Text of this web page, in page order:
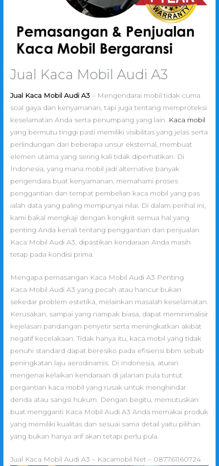
Jual Kaca Mobil Audi A3
Jual Kaca Mobil Audi A3 – Mengendarai mobil tidak cuma
soal gaya dan kenyamanan, tapi juga tentang memproteksi
keselamatan Anda serta penumpang yang lain.
Kaca mobil
yang bermutu tinggi pasti memiliki visibilitas yang jelas serta
perlindungan dari beberapa unsur eksternal, membuat
elemen utama yang sering kali tidak diperhatikan. Di
Indonesia, yang mana mobil jadi alternative banyak
pengendara buat kenyamanan, memahami proses
penggantian dan tempat pembelian kaca mobil yang pas
ialah data yang paling mempunyai nilai. Di dalam perihal ini,
kami bakal mengkaji dengan kongkrit semua hal yang
penting Anda kenali tentang penggantian dan penjualan
Kaca Mobil Audi A3, dipastikan kendaraan Anda masih
tetap pada kondisi prima.
Mengapa pemasangan Kaca Mobil Audi A3 Penting
Kaca Mobil Audi A3 yang pecah atau hancur bukan
sekedar problem estetika, melainkan masalah keselamatan.
Kerusakan, sampai yang nampak biasa, dapat meminimalisir
kejelasan pandangan penyetir serta meningkatkan akibat
negatif kecelakaan. Tidak hanya itu, kaca mobil yang tidak
penuhi standard dapat beresiko pada efisiensi bbm sebab
peningkatan laju aerodinamis. Di Indonesia, aturan
mengenai kelaikan kendaraan di jalanan pula tuntut
pergantian kaca mobil yang rusak untuk menghindar
denda atau sangsi hukum. Dengan begitu, memutuskan
buat mengganti Kaca Mobil Audi A3 Anda memakai produk
yang memiliki kualitas dan sesuai sama detail yaitu pilihan
yang bukan hanya arif akan tetapi perlu pula.
Jual Kaca Mobil Audi A3 – Kacamobil.Net – 087761160724